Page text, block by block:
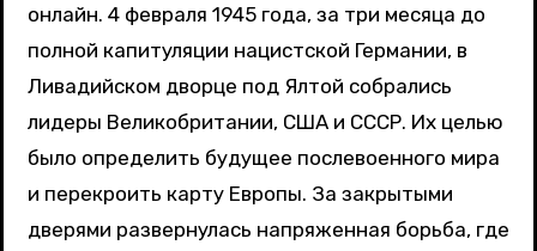
онлайн. 4 февраля 1945 года, за три месяца до
полной капитуляции нацистской Германии, в
Ливадийском дворце под Ялтой собрались
лидеры Великобритании, США и СССР. Их целью
было определить будущее послевоенного мира
и перекроить карту Европы. За закрытыми
дверями развернулась напряженная борьба, где